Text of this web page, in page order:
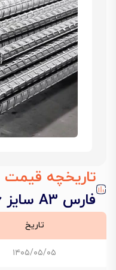
تاریخچه قیمت
فارس A3 سایز 16
تاریخ
۱۴۰۵/۰۵/۰۵